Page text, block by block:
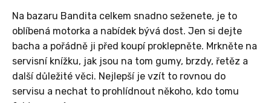
Na bazaru Bandita celkem snadno seženete, je to
oblíbená motorka a nabídek bývá dost. Jen si dejte
bacha a pořádně ji před koupí proklepněte. Mrkněte na
servisní knížku, jak jsou na tom gumy, brzdy, řetěz a
další důležité věci. Nejlepší je vzít to rovnou do
servisu a nechat to prohlídnout někoho, kdo tomu